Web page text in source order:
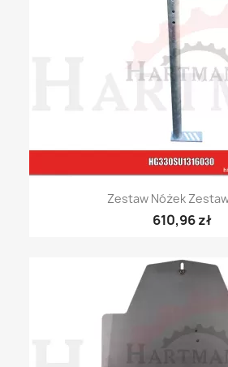
Zestaw Nóżek
610,96 zł